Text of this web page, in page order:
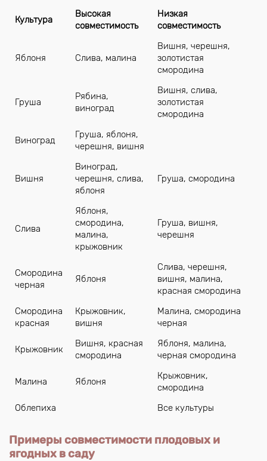
Культура
Высокая
совместимость
Низкая
совместимость
Яблоня Слива, малина
Вишня, черешня,
золотистая
смородина
Груша
Рябина,
виноград
Вишня, слива,
золотистая
смородина
Виноград
Груша, яблоня,
черешня, вишня
Вишня
Виноград,
черешня, слива,
яблоня
Груша, смородина
Слива
Яблоня,
смородина,
малина,
крыжовник
Груша, вишня,
черешня
Смородина
черная
Яблоня
Слива, черешня,
вишня, малина,
красная смородина
Смородина
красная
Крыжовник,
вишня
Малина, смородина
черная
Крыжовник
Вишня, красная
смородина
Яблоня, малина,
черная смородина
Малина Яблоня
Крыжовник,
смородина
Облепиха
Все культуры
Примеры совместимости плодовых и
ягодных в саду